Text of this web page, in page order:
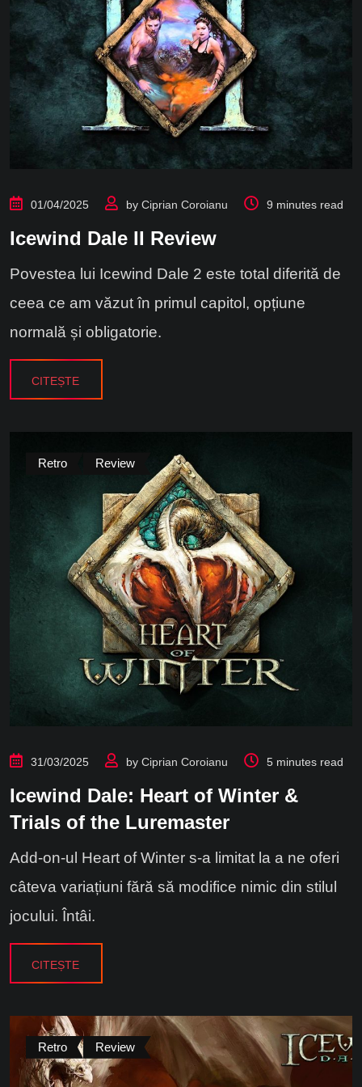
01/04/2025 by Ciprian Coroianu 9 minutes read
Icewind Dale II Review
Povestea lui Icewind Dale 2 este total diferită de
ceea ce am văzut în primul capitol, opțiune
normală și obligatorie.
CITEȘTE
Retro Review
31/03/2025 by Ciprian Coroianu 5 minutes read
Icewind Dale: Heart of Winter &
Trials of the Luremaster
Add-on-ul Heart of Winter s-a limitat la a ne oferi
câteva variațiuni fără să modifice nimic din stilul
jocului. Întâi.
CITEȘTE
Retro Review